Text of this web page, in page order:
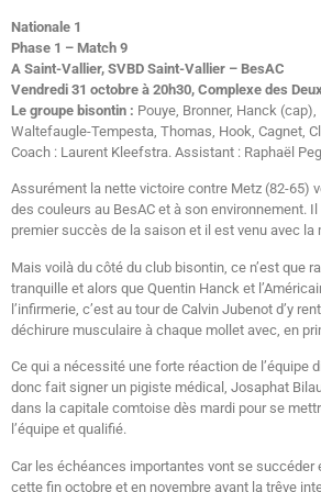
Nationale 1
Phase 1 – Match 9
A Saint-Vallier, SVBD Saint-Vallier – BesAC
Vendredi 31 octobre à 20h30, Complexe des
Le groupe bisontin : Pouye, Bronner, Hanck (cap),
Waltefaugle-Tempesta, Thomas, Hook, Cagnet,
Coach : Laurent Kleefstra. Assistant : Raphaël
Assurément la nette victoire contre Metz (82-65)
des couleurs au BesAC et à son environnement.
premier succès de la saison et il est venu avec la
Mais voilà du côté du club bisontin, ce n’est que
tranquille et alors que Quentin Hanck et
l’infirmerie, c’est au tour de Calvin Jubenot d’y
déchirure musculaire à chaque mollet avec, en
Ce qui a nécessité une forte réaction de l’équipe
donc fait signer un pigiste médical, Josaphat
dans la capitale comtoise dès mardi pour se
l’équipe et qualifié.
Car les échéances importantes vont se succéder
cette fin octobre et en novembre avant la trêve